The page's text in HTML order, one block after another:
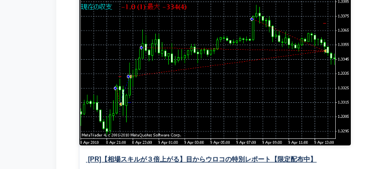
[PR]【相場スキルが３倍上がる】目からウロコの特別レポート【限定配布中】